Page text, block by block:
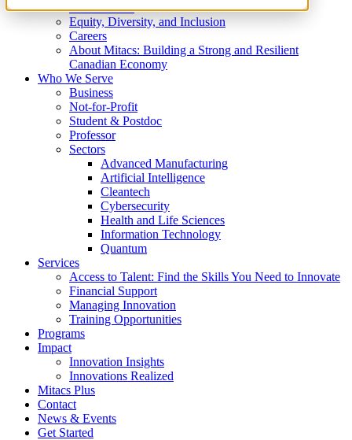
What We Do
Equity, Diversity, and Inclusion
Careers
About Mitacs: Building a Strong and Resilient
Canadian Economy
Who We Serve
Business
Not-for-Profit
Student & Postdoc
Professor
Sectors
Advanced Manufacturing
Artificial Intelligence
Cleantech
Cybersecurity
Health and Life Sciences
Information Technology
Quantum
Services
Access to Talent: Find the Skills You Need to Innovate
Financial Support
Managing Innovation
Training Opportunities
Programs
Impact
Innovation Insights
Innovations Realized
Mitacs Plus
Contact
News & Events
Get Started